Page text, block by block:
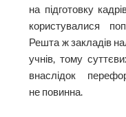
на підготовку
користувалися
Решта ж закладів
учнів, тому
внаслідок
не повинна.